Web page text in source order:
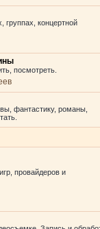
группах, концертной
посмотреть.
фантастику, романы,
провайдеров и